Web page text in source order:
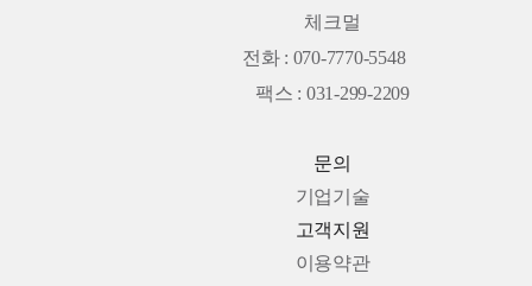
체크멀
전화 : 070-7770-5548
팩스 : 031-299-2209
문의
기업기술
고객지원
이용약관